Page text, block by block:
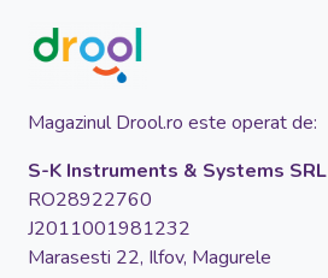
Magazinul Drool.ro este operat de:
S-K Instruments & Systems SRL
RO28922760
J2011001981232
Marasesti 22, Ilfov, Magurele